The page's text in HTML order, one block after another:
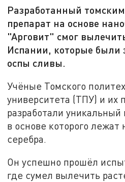
Разработанный
препарат на основе
"Арговит" смог
Испании, которые были
оспы сливы.
Учёные Томского
университета (ТПУ) и их
разработали уникальный
в основе которого лежат
серебра.
Он успешно прошёл
где сумел вылечить